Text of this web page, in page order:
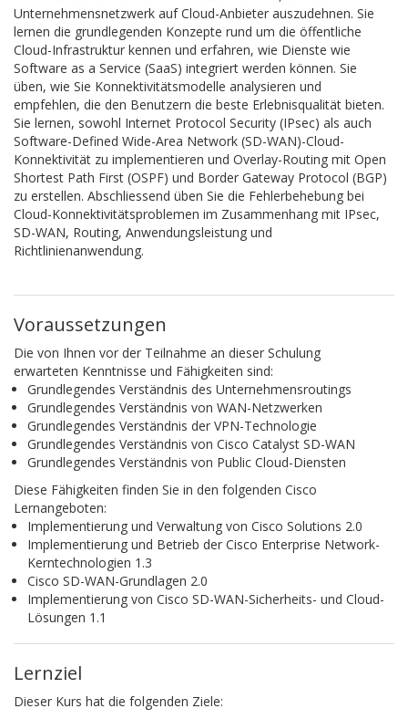
Unternehmensnetzwerk auf Cloud-Anbieter auszudehnen. Sie
lernen die grundlegenden Konzepte rund um die öffentliche
Cloud-Infrastruktur kennen und erfahren, wie Dienste wie
Software as a Service (SaaS) integriert werden können. Sie
üben, wie Sie Konnektivitätsmodelle analysieren und
empfehlen, die den Benutzern die beste Erlebnisqualität bieten.
Sie lernen, sowohl Internet Protocol Security (IPsec) als auch
Software-Defined Wide-Area Network (SD-WAN)-Cloud-
Konnektivität zu implementieren und Overlay-Routing mit Open
Shortest Path First (OSPF) und Border Gateway Protocol (BGP)
zu erstellen. Abschliessend üben Sie die Fehlerbehebung bei
Cloud-Konnektivitätsproblemen im Zusammenhang mit IPsec,
SD-WAN, Routing, Anwendungsleistung und
Richtlinienanwendung.
Voraussetzungen
Die von Ihnen vor der Teilnahme an dieser Schulung
erwarteten Kenntnisse und Fähigkeiten sind:
Grundlegendes Verständnis des Unternehmensroutings
Grundlegendes Verständnis von WAN-Netzwerken
Grundlegendes Verständnis der VPN-Technologie
Grundlegendes Verständnis von Cisco Catalyst SD-WAN
Grundlegendes Verständnis von Public Cloud-Diensten
Diese Fähigkeiten finden Sie in den folgenden Cisco
Lernangeboten:
Implementierung und Verwaltung von Cisco Solutions 2.0
Implementierung und Betrieb der Cisco Enterprise Network-
Kerntechnologien 1.3
Cisco SD-WAN-Grundlagen 2.0
Implementierung von Cisco SD-WAN-Sicherheits- und Cloud-
Lösungen 1.1
Lernziel
Dieser Kurs hat die folgenden Ziele: